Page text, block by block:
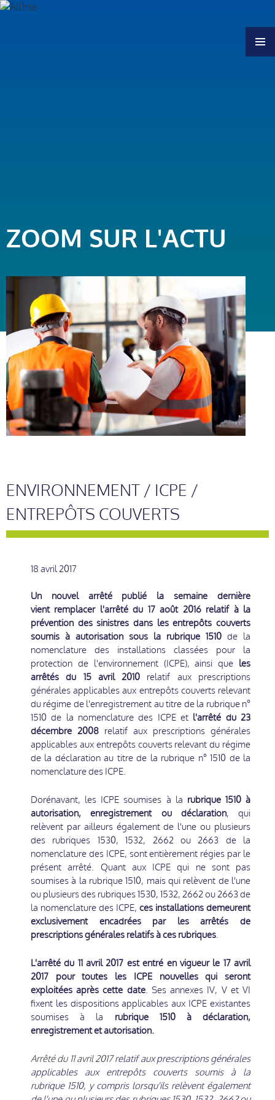
ZOOM SUR L'ACTU
ENVIRONNEMENT / ICPE /
ENTREPÔTS COUVERTS
18 avril 2017
Un nouvel arrêté publié la semaine dernière
vient remplacer l'arrêté du 17 août 2016 relatif à la
prévention des sinistres dans les entrepôts couverts
soumis à autorisation sous la rubrique 1510 de la
nomenclature des installations classées pour la
protection de l'environnement (ICPE), ainsi que les
arrêtés du 15 avril 2010 relatif aux prescriptions
générales applicables aux entrepôts couverts relevant
du régime de l'enregistrement au titre de la rubrique n°
1510 de la nomenclature des ICPE et l'arrêté du 23
décembre 2008 relatif aux prescriptions générales
applicables aux entrepôts couverts relevant du régime
de la déclaration au titre de la rubrique n° 1510 de la
nomenclature des ICPE.
Dorénavant, les ICPE soumises à la rubrique 1510 à
autorisation, enregistrement ou déclaration, qui
relèvent par ailleurs également de l'une ou plusieurs
des rubriques 1530, 1532, 2662 ou 2663 de la
nomenclature des ICPE, sont entièrement régies par le
présent arrêté. Quant aux ICPE qui ne sont pas
soumises à la rubrique 1510, mais qui relèvent de l'une
ou plusieurs des rubriques 1530, 1532, 2662 ou 2663 de
la nomenclature des ICPE, ces installations demeurent
exclusivement encadrées par les arrêtés de
prescriptions générales relatifs à ces rubriques.
L'arrêté du 11 avril 2017 est entré en vigueur le 17 avril
2017
pour toutes les ICPE nouvelles qui seront
exploitées après cette date. Ses annexes IV, V et VI
fixent les dispositions applicables aux ICPE existantes
soumises à la rubrique 1510 à déclaration,
enregistrement et autorisation.
Arrêté du 11 avril 2017relatif aux prescriptions générales
applicables aux entrepôts couverts soumis à la
rubrique 1510, y compris lorsqu'ils relèvent également